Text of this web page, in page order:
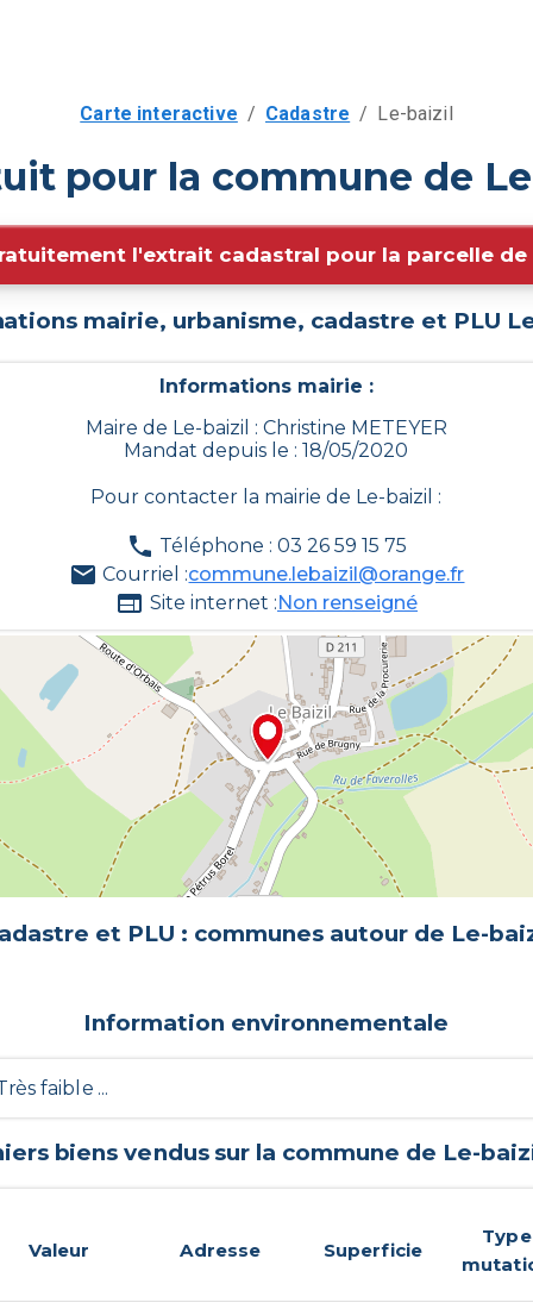
Carte interactive / Cadastre / Le-baizil
pour la commune de
l'extrait cadastral pour la parcelle de
mairie, urbanisme, cadastre et PLU
Informations mairie :
Maire de Le-baizil : Christine METEYER
Mandat depuis le : 18/05/2020
Pour contacter la mairie de Le-baizil :
Téléphone : 03 26 59 15 75
Courriel :commune.lebaizil@orange.fr
Site internet : Non renseigné
et PLU : communes autour de Le-
Information environnementale
faible ...
biens vendus sur la commune de Le-
Valeur Adresse Superficie
Type